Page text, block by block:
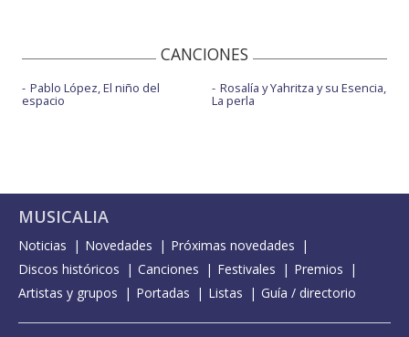
CANCIONES
Pablo López, El niño del
espacio
Rosalía y Yahritza y su Esencia,
La perla
MUSICALIA
Noticias Novedades
Próximas novedades
Discos históricos
Canciones Festivales
Premios
Artistas y grupos
Portadas Listas Guía / directorio